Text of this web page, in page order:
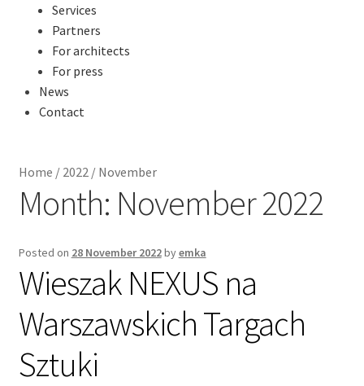
Services
Partners
For architects
For press
News
Contact
Home / 2022/ November
Month: November 2022
Posted on 28 November 2022byemka
Wieszak NEXUS na
Warszawskich Targach
Sztuki